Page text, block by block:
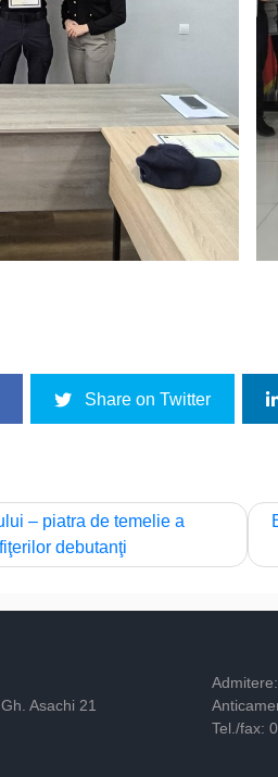
Share on Twitter
– piatra de temelie a
debutanţi
Asachi 21
Tel./fax: